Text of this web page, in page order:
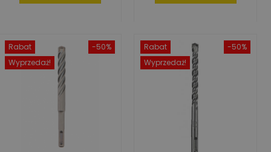
-50%
Rabat
Wyprzedaż!
-50%
Rabat
Wyprzedaż!